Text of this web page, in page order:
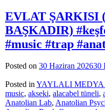
EVLAT ŞARKISI
BAŞKADIR)
#music #trap
Posted on 30 Haziran 202630
Posted in YAYLALI
music, akseki, alacabel tüneli,
Anatolian Lab, Anatolian